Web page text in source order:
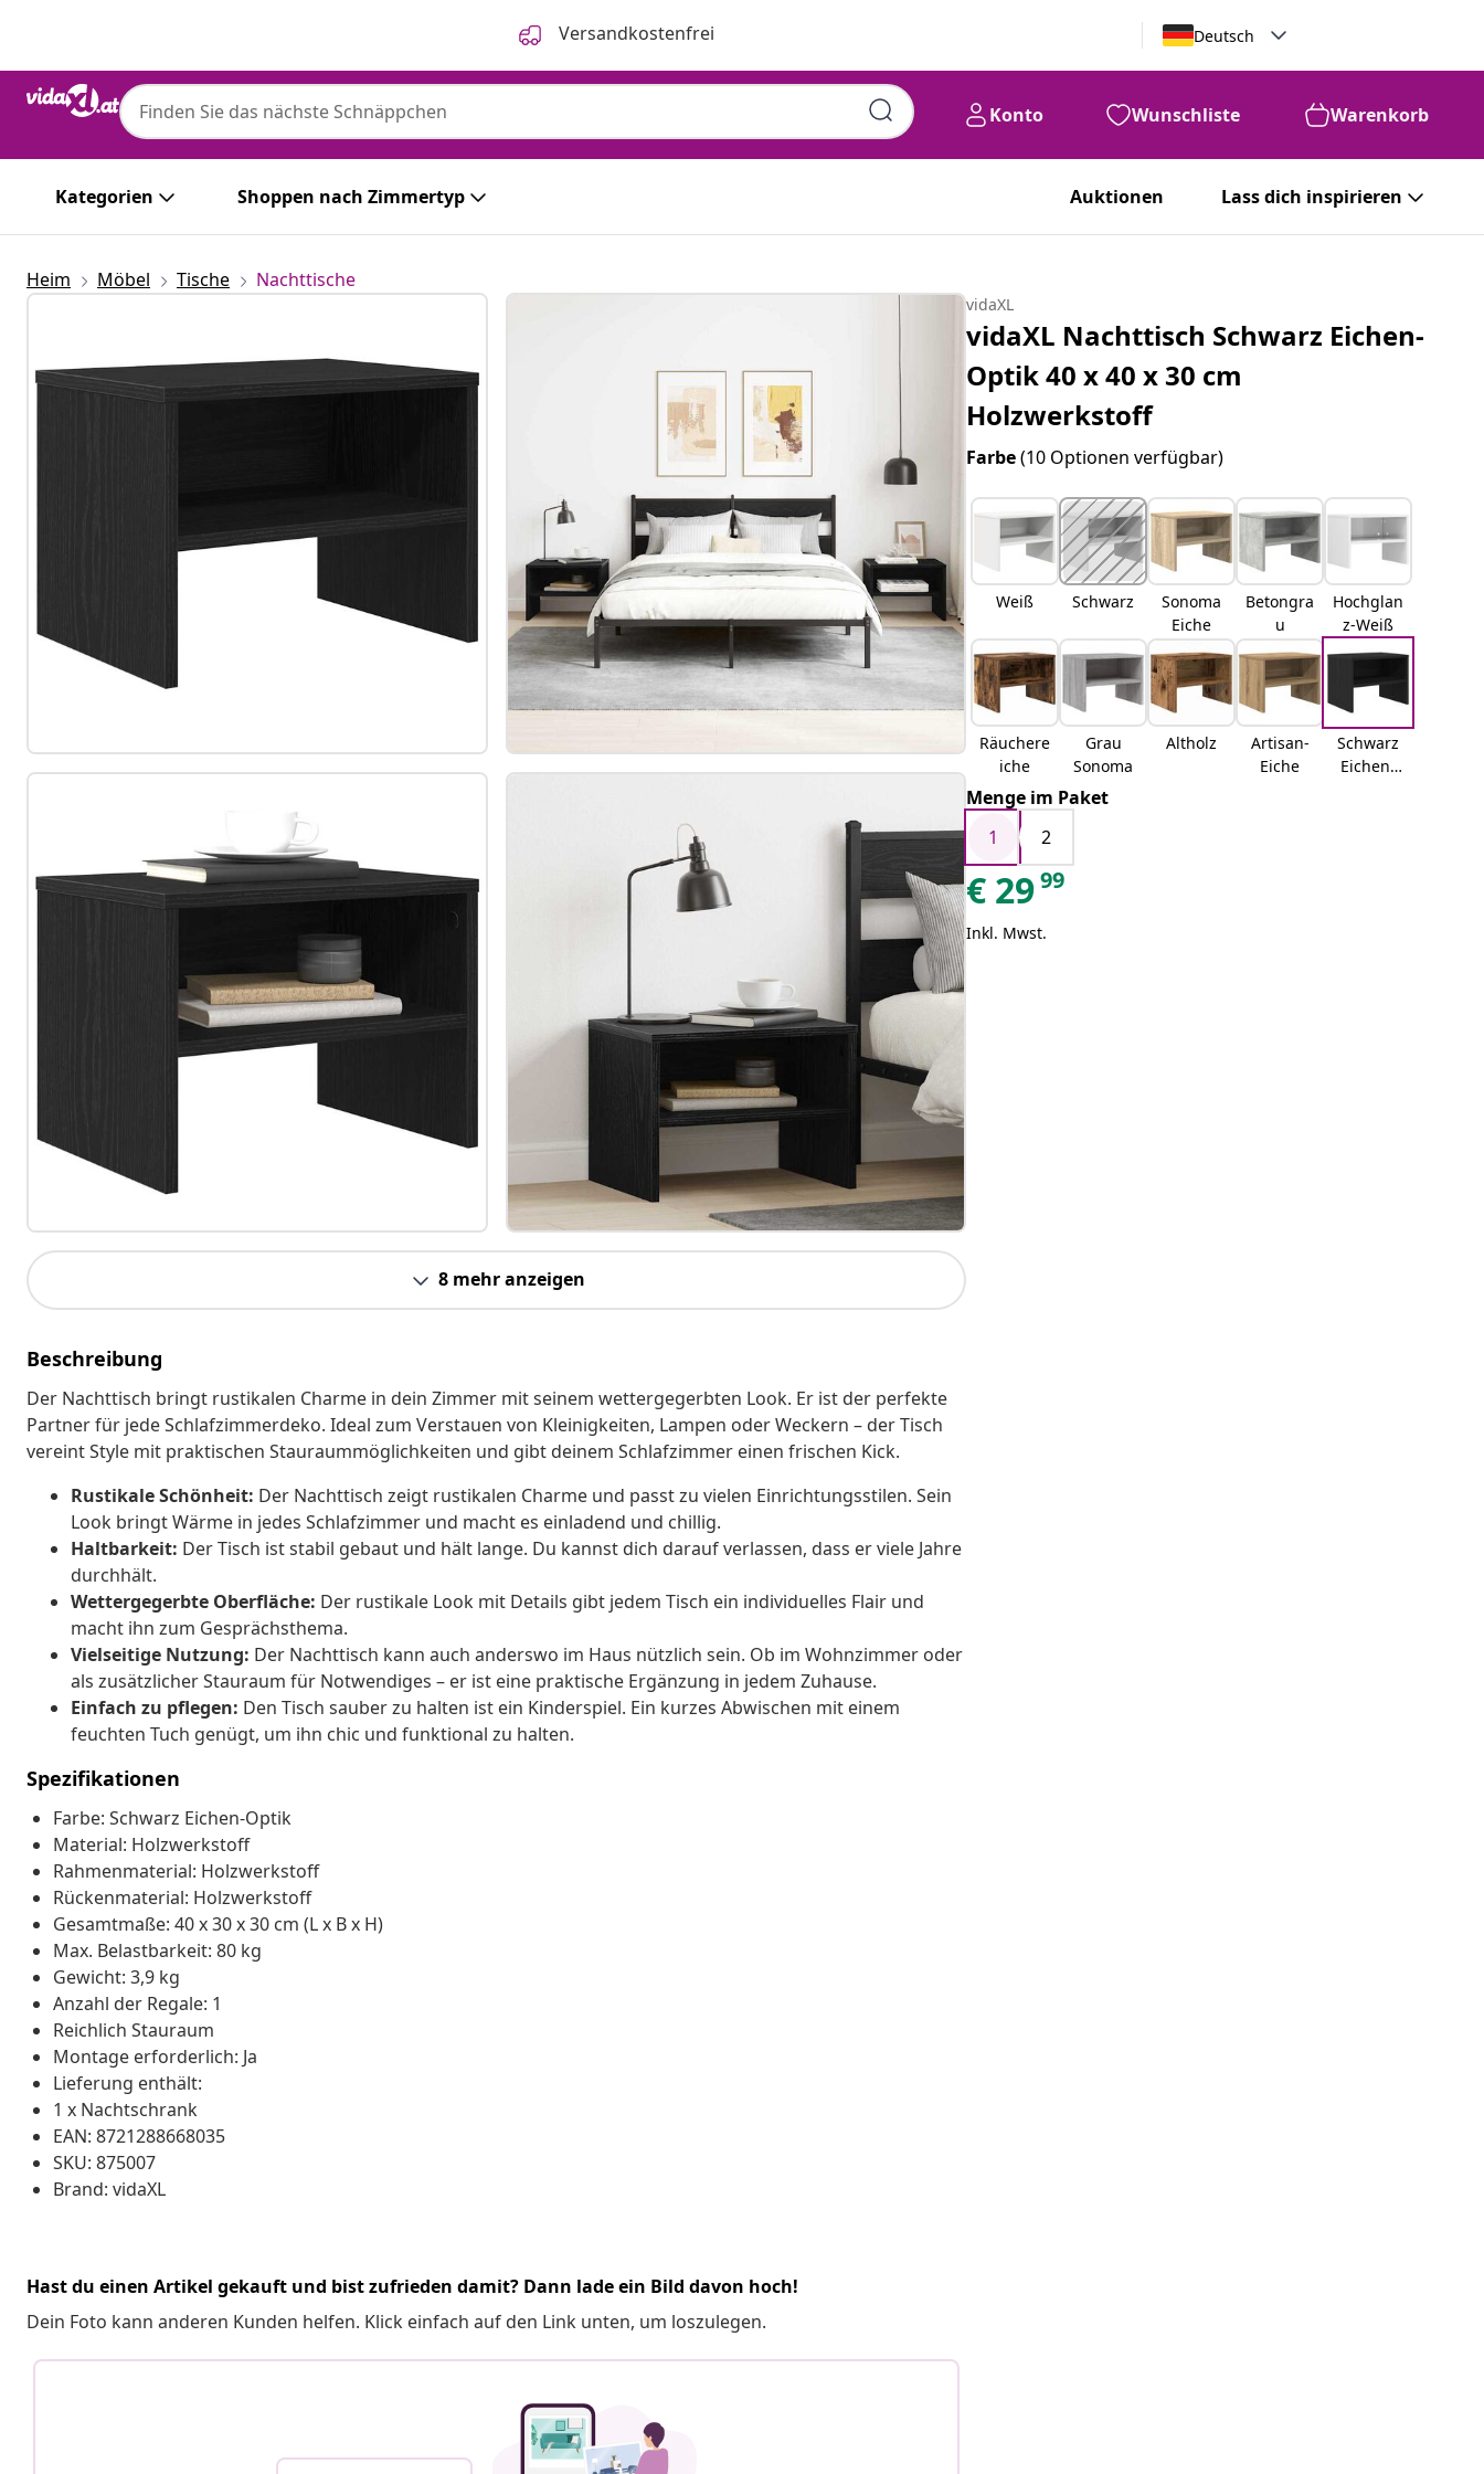
Versandkostenfrei Deutsch
Konto Wunschliste Warenkorb
Kategorien Shoppen nach Zimmertyp Auktionen Lass dich inspirieren
Heim Möbel Tische Nachttische
8 mehr anzeigen
Beschreibung
Der Nachttisch bringt rustikalen Charme in dein Zimmer mit seinem wettergegerbten Look. Er ist der perfekte
Partner für jede Schlafzimmerdeko. Ideal zum Verstauen von Kleinigkeiten, Lampen oder Weckern – der Tisch
vereint Style mit praktischen Stauraummöglichkeiten und gibt deinem Schlafzimmer einen frischen Kick.
Rustikale Schönheit: Der Nachttisch zeigt rustikalen Charme und passt zu vielen Einrichtungsstilen. Sein
Look bringt Wärme in jedes Schlafzimmer und macht es einladend und chillig.
Haltbarkeit: Der Tisch ist stabil gebaut und hält lange. Du kannst dich darauf verlassen, dass er viele Jahre
durchhält.
Wettergegerbte Oberfläche: Der rustikale Look mit Details gibt jedem Tisch ein individuelles Flair und
macht ihn zum Gesprächsthema.
Vielseitige Nutzung: Der Nachttisch kann auch anderswo im Haus nützlich sein. Ob im Wohnzimmer oder
als zusätzlicher Stauraum für Notwendiges – er ist eine praktische Ergänzung in jedem Zuhause.
Einfach zu pflegen: Den Tisch sauber zu halten ist ein Kinderspiel. Ein kurzes Abwischen mit einem
feuchten Tuch genügt, um ihn chic und funktional zu halten.
Spezifikationen
Farbe: Schwarz Eichen-Optik
Material: Holzwerkstoff
Rahmenmaterial: Holzwerkstoff
Rückenmaterial: Holzwerkstoff
Gesamtmaße: 40 x 30 x 30 cm (L x B x H)
Max. Belastbarkeit: 80 kg
Gewicht: 3,9 kg
Anzahl der Regale: 1
Reichlich Stauraum
Montage erforderlich: Ja
Lieferung enthält:
1 x Nachtschrank
EAN: 8721288668035
SKU: 875007
Brand: vidaXL
Hast du einen Artikel gekauft und bist zufrieden damit? Dann lade ein Bild davon hoch!
Dein Foto kann anderen Kunden helfen. Klick einfach auf den Link unten, um loszulegen.
vidaXL
vidaXL Nachttisch Schwarz Eichen-
Optik 40 x 40 x 30 cm
Holzwerkstoff
Farbe(10 Optionen verfügbar)
Weiß Schwarz
Sonoma
Eiche
Betongra
u
Hochglan
z-Weiß
Räuchere
iche
Grau
Sonoma
Altholz
Artisan-
Eiche
Schwarz
Eichen-
Menge im Paket
1
2
€ 2999
Inkl. Mwst.